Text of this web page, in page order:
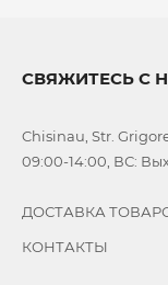
СВЯЖИТЕСЬ С
Chisinau, Str.
09:00-14:00, ВС:
ДОСТАВКА
КОНТАКТЫ